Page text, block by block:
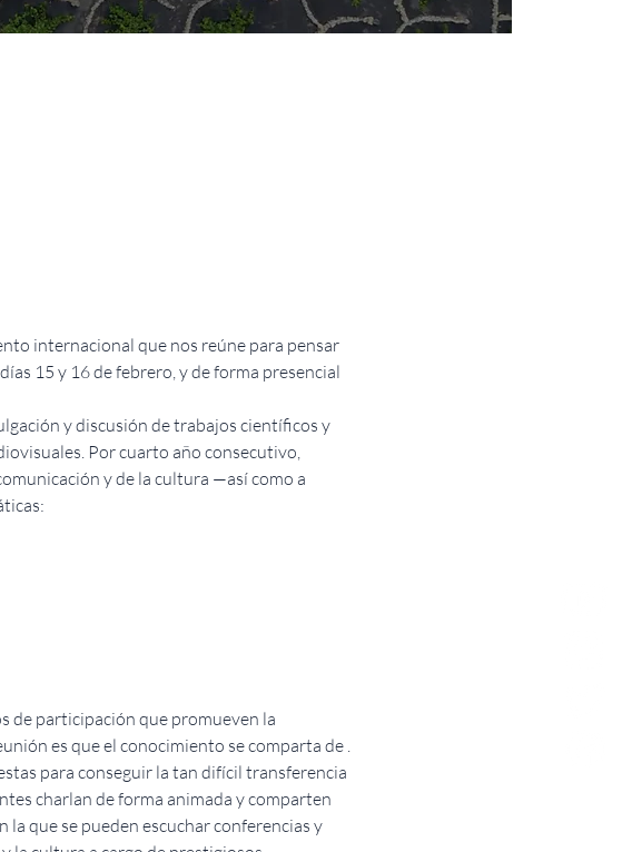
internacional que nos reúne para pensar
15 y 16 de febrero, y de forma presencial
y discusión de trabajos científicos y
Por cuarto año consecutivo,
y de la cultura —así como a
de participación que promueven la
es que el conocimiento se comparta de
para conseguir la tan difícil transferencia
charlan de forma animada y comparten
que se pueden escuchar conferencias y